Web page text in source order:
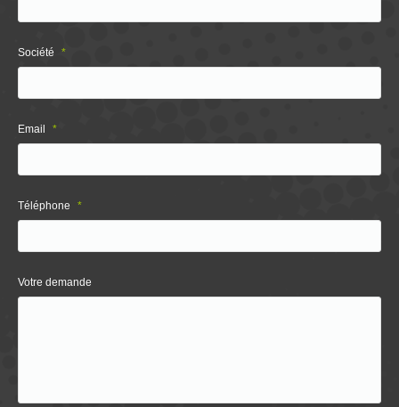
Société *
Email *
Téléphone *
Votre demande